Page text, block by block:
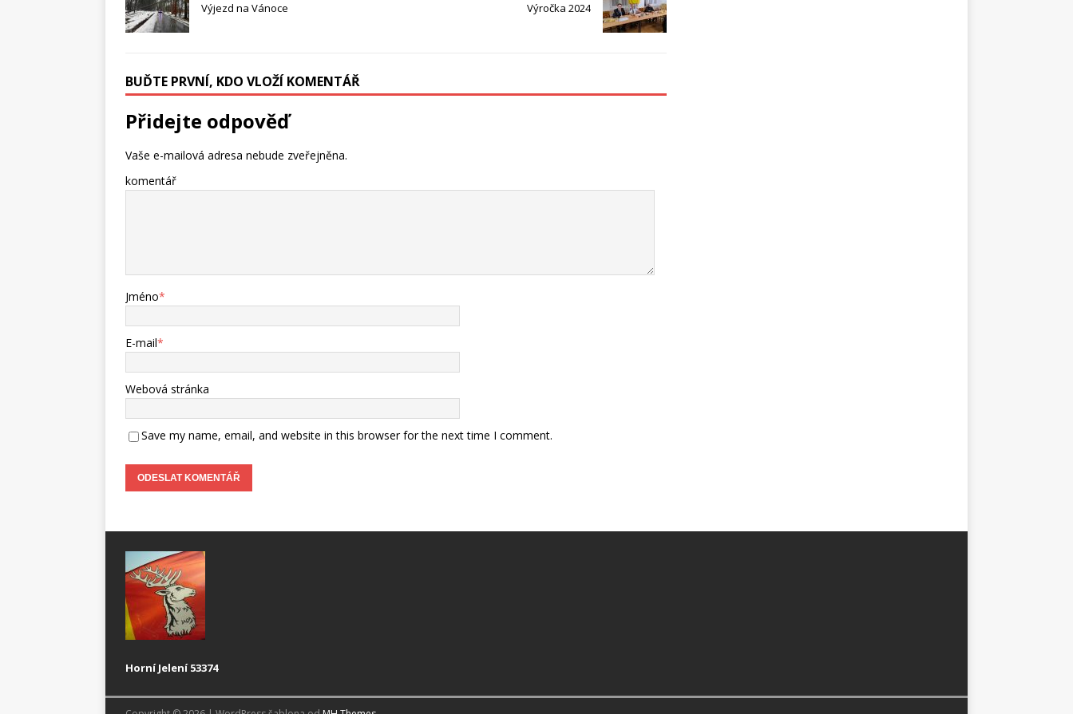
Výjezd na Vánoce Výročka 2024
BUĎTE PRVNÍ, KDO VLOŽÍ KOMENTÁŘ
Přidejte odpověď
Vaše e-mailová adresa nebude zveřejněna.
komentář
Jméno*
E-mail*
Webová stránka
Save my name, email, and website in this browser for the next time I comment.
Horní Jelení 53374